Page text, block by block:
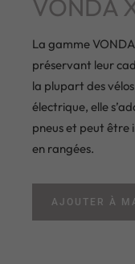
VONDA
La gamme
préservant leur
la plupart des
électrique, elle
pneus et peut être
en rangées.
AJOUTER À